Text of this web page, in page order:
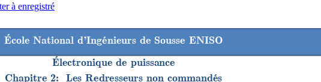
à enregistré
Électronique de puissance
Chapitre 2:  Les Redresseurs non commandés
École National d’Ingénieurs de Sousse ENISO